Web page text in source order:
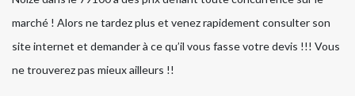
marché ! Alors ne tardez plus et venez rapidement consulter son
site internet et demander à ce qu’il vous fasse votre devis !!! Vous
ne trouverez pas mieux ailleurs !!